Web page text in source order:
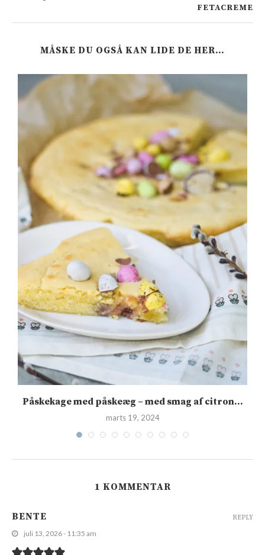
FETACREME
MÅSKE DU OGSÅ KAN LIDE DE HER…
Påskekage med påskeæg – med smag af citron...
marts 19, 2024
1 KOMMENTAR
BENTE
juli 13, 2026 - 11:35 am
REPLY